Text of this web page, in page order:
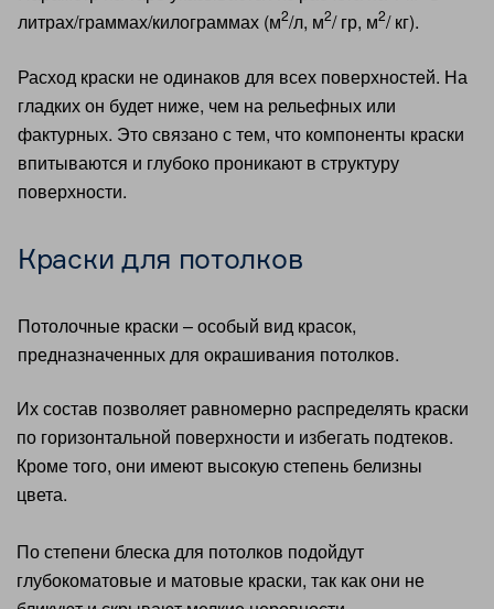
литрах/граммах/килограммах (м2/л, м2/ гр, м2/ кг).
Расход краски не одинаков для всех поверхностей. На
гладких он будет ниже, чем на рельефных или
фактурных. Это связано с тем, что компоненты краски
впитываются и глубоко проникают в структуру
поверхности.
Краски для потолков
Потолочные краски – особый вид красок,
предназначенных для окрашивания потолков.
Их состав позволяет равномерно распределять краски
по горизонтальной поверхности и избегать подтеков.
Кроме того, они имеют высокую степень белизны
цвета.
По степени блеска для потолков подойдут
глубокоматовые и матовые краски, так как они не